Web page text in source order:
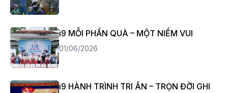
i9 MỖI PHẦN QUÀ – MỘT NIỀM VUI
01/06/2026
i9 HÀNH TRÌNH TRI ÂN – TRỌN ĐỜI GHI